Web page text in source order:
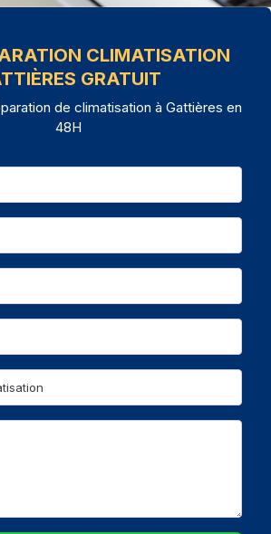
CLIMATISATION
GRATUIT
de climatisation à Gattières en
48H